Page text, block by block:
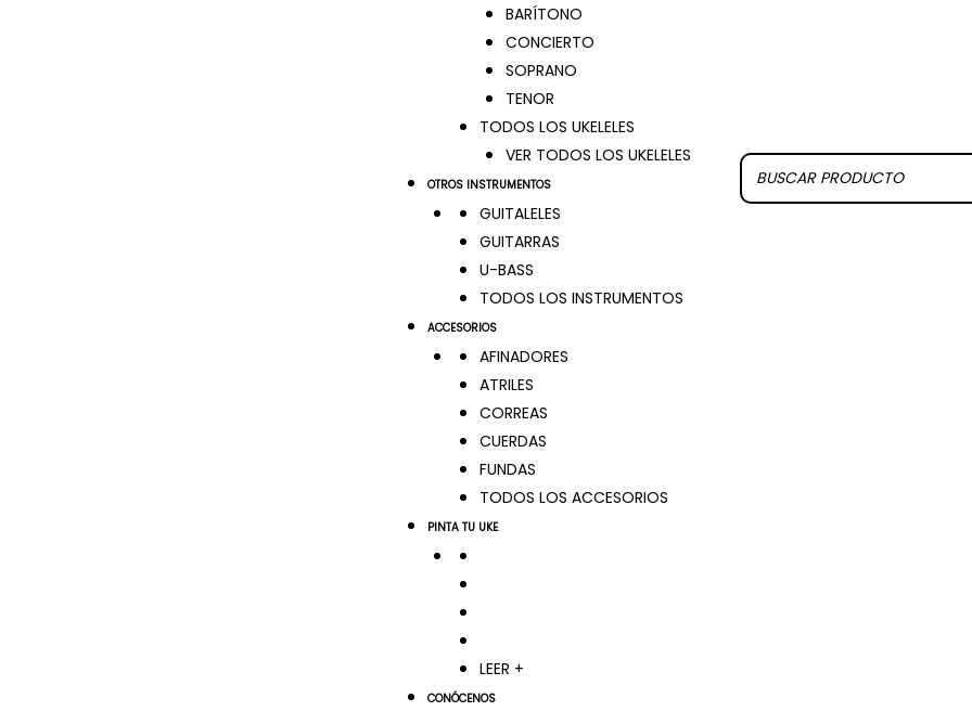
BARÍTONO
CONCIERTO
SOPRANO
TENOR
TODOS LOS UKELELES
VER TODOS LOS UKELELES
OTROS INSTRUMENTOS
GUITALELES
GUITARRAS
U-BASS
TODOS LOS INSTRUMENTOS
ACCESORIOS
AFINADORES
ATRILES
CORREAS
CUERDAS
FUNDAS
TODOS LOS ACCESORIOS
PINTA TU UKE
LEER +
CONÓCENOS